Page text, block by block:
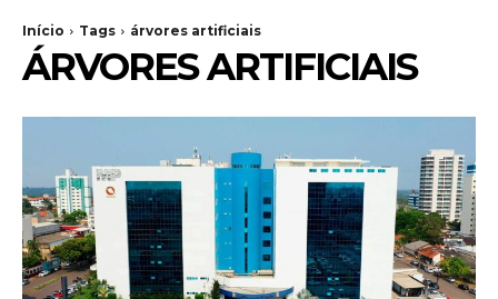
Início Tags árvores artificiais
ÁRVORES ARTIFICIAIS